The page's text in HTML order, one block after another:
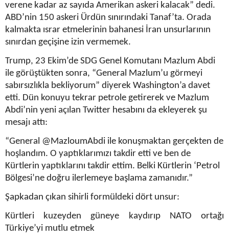
verene kadar az sayıda Amerikan askeri kalacak” dedi.
ABD’nin 150 askeri Ürdün sınırındaki Tanaf’ta. Orada
kalmakta ısrar etmelerinin bahanesi İran unsurlarının
sınırdan geçişine izin vermemek.
Trump, 23 Ekim’de SDG Genel Komutanı Mazlum Abdi
ile görüştükten sonra, “General Mazlum’u görmeyi
sabırsızlıkla bekliyorum” diyerek Washington’a davet
etti. Dün konuyu tekrar petrole getirerek ve Mazlum
Abdi’nin yeni açılan Twitter hesabını da ekleyerek şu
mesajı attı:
“General @MazloumAbdi ile konuşmaktan gerçekten de
hoşlandım. O yaptıklarımızı takdir etti ve ben de
Kürtlerin yaptıklarını takdir ettim. Belki Kürtlerin ‘Petrol
Bölgesi’ne doğru ilerlemeye başlama zamanıdır.”
Şapkadan çıkan sihirli formüldeki dört unsur:
Kürtleri kuzeyden güneye kaydırıp NATO ortağı
Türkiye’yi mutlu etmek